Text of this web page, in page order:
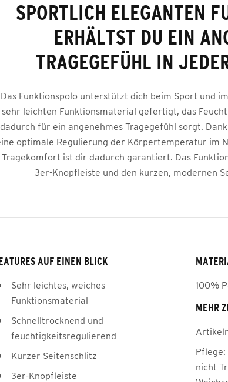
SPORTLICH ELEGANTEN
ERHÄLTST DU EIN
TRAGEGEFÜHL IN
Das Funktionspolo unterstützt dich beim Sport und
sehr leichten Funktionsmaterial gefertigt, das
dadurch für ein angenehmes Tragegefühl sorgt.
optimale Regulierung der Körpertemperatur im
Tragekomfort ist dir dadurch garantiert. Das
3er-Knopfleiste und den kurzen, modernen
AUF EINEN BLICK
Sehr leichtes, weiches
Funktionsmaterial
Schnelltrocknend und
feuchtigkeitsregulierend
Kurzer Seitenschlitz
3er-Knopfleiste
100%
MEHR
Pflege:
nicht